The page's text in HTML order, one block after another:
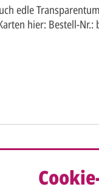
edle
hier: Bestell-